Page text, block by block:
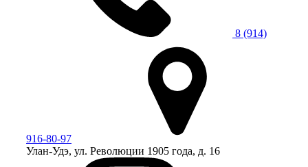
8 (914)
916-80-97
Улан-Удэ, ул. Революции 1905 года, д. 16